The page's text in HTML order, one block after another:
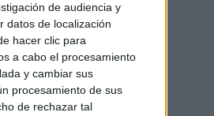
de audiencia y
datos de localización
hacer clic para
a cabo el procesamiento
y cambiar sus
procesamiento de sus
de rechazar tal